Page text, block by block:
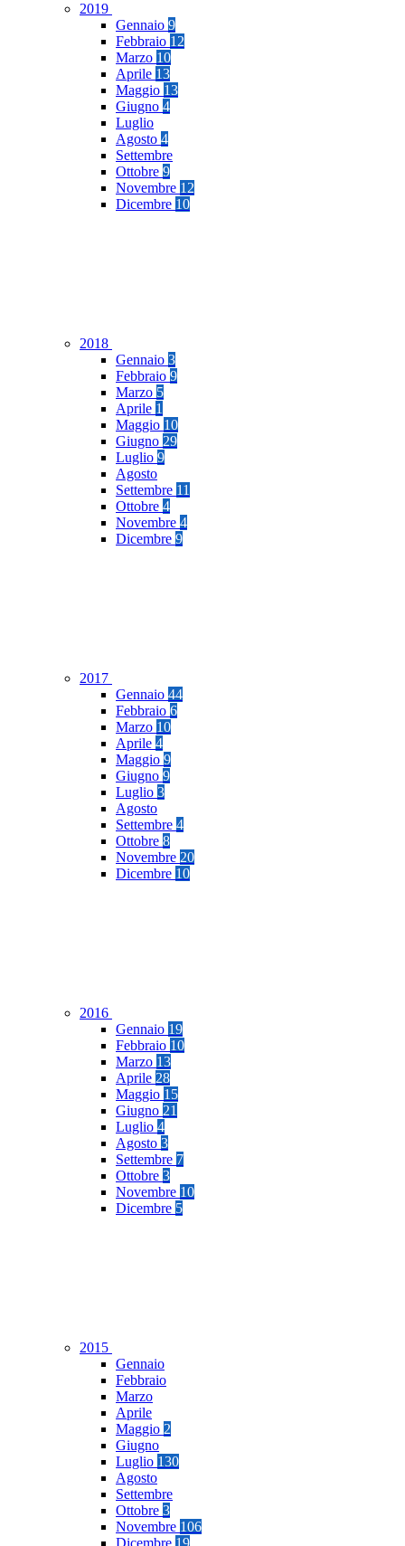
2019
Gennaio 9
Febbraio 12
Marzo 10
Aprile 13
Maggio 13
Giugno 4
Luglio
Agosto 4
Settembre
Ottobre 9
Novembre 12
Dicembre 10
2018
Gennaio 3
Febbraio 9
Marzo 5
Aprile 1
Maggio 10
Giugno 29
Luglio 9
Agosto
Settembre 11
Ottobre 4
Novembre 4
Dicembre 9
2017
Gennaio 44
Febbraio 6
Marzo 10
Aprile 4
Maggio 9
Giugno 9
Luglio 3
Agosto
Settembre 4
Ottobre 8
Novembre 20
Dicembre 10
2016
Gennaio 19
Febbraio 10
Marzo 13
Aprile 28
Maggio 15
Giugno 21
Luglio 4
Agosto 3
Settembre 7
Ottobre 3
Novembre 10
Dicembre 5
2015
Gennaio
Febbraio
Marzo
Aprile
Maggio 2
Giugno
Luglio 130
Agosto
Settembre
Ottobre 3
Novembre 106